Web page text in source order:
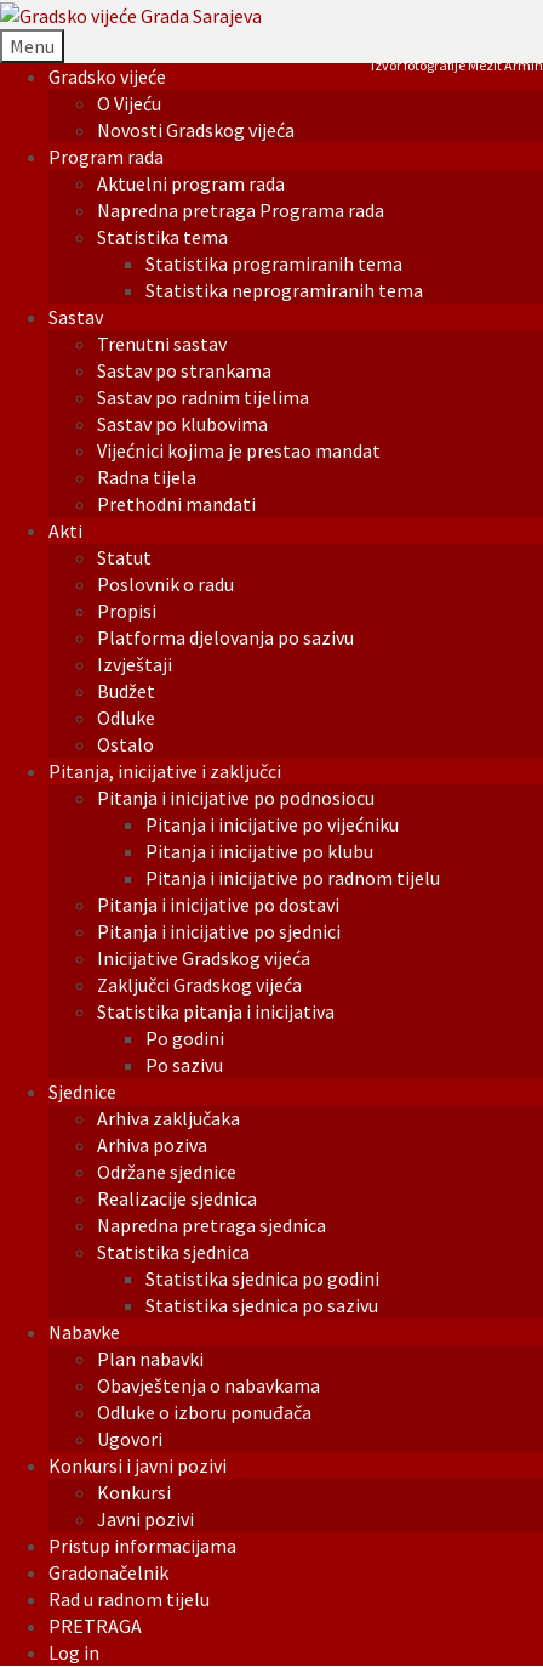
Menu
Gradsko vijeće
O Vijeću
Novosti Gradskog vijeća
Program rada
Aktuelni program rada
Napredna pretraga Programa rada
Statistika tema
Statistika programiranih tema
Statistika neprogramiranih tema
Sastav
Trenutni sastav
Sastav po strankama
Sastav po radnim tijelima
Sastav po klubovima
Vijećnici kojima je prestao mandat
Radna tijela
Prethodni mandati
Akti
Statut
Poslovnik o radu
Propisi
Platforma djelovanja po sazivu
Izvještaji
Budžet
Odluke
Ostalo
Pitanja, inicijative i zaključci
Pitanja i inicijative po podnosiocu
Pitanja i inicijative po vijećniku
Pitanja i inicijative po klubu
Pitanja i inicijative po radnom tijelu
Pitanja i inicijative po dostavi
Pitanja i inicijative po sjednici
Inicijative Gradskog vijeća
Zaključci Gradskog vijeća
Statistika pitanja i inicijativa
Po godini
Po sazivu
Sjednice
Arhiva zaključaka
Arhiva poziva
Održane sjednice
Realizacije sjednica
Napredna pretraga sjednica
Statistika sjednica
Statistika sjednica po godini
Statistika sjednica po sazivu
Nabavke
Plan nabavki
Obavještenja o nabavkama
Odluke o izboru ponuđača
Ugovori
Konkursi i javni pozivi
Konkursi
Javni pozivi
Pristup informacijama
Gradonačelnik
Rad u radnom tijelu
PRETRAGA
Log in
Izvor fotografije Mezit Armin